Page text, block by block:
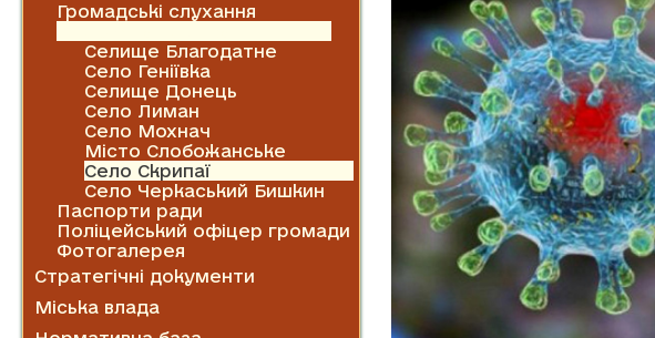
Громадські слухання
Селище Благодатне
Село Геніївка
Селище Донець
Село Лиман
Село Мохнач
Місто Слобожанське
Село Скрипаї
Село Черкаський Бишкин
Паспорти ради
Поліцейський офіцер громади
Фотогалерея
Стратегічні документи
Міська влада